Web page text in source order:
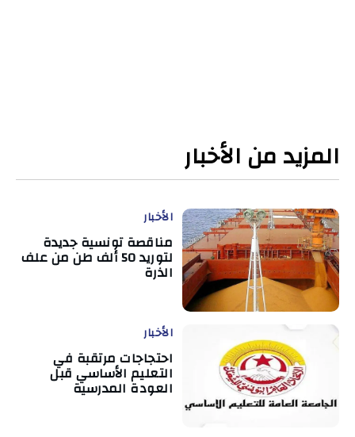
المزيد من الأخبار
الأخبار
مناقصة تونسية جديدة
لتوريد 50 ألف طن من علف
الذرة
الأخبار
احتجاجات مرتقبة في
التعليم الأساسي قبل
العودة المدرسية